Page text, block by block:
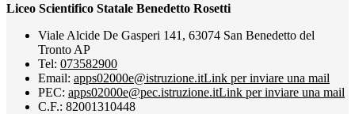
Liceo Scientifico Statale Benedetto Rosetti
Viale Alcide De Gasperi 141, 63074 San Benedetto del
Tronto AP
Tel: 073582900
Email: apps02000e@istruzione.itLink per inviare una mail
PEC: apps02000e@pec.istruzione.itLink per inviare una mail
C.F.: 82001310448